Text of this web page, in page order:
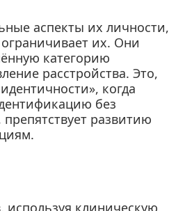
аспекты их личности,
их. Они
категорию
расстройства. Это,
когда
без
развитию
используя клиническую